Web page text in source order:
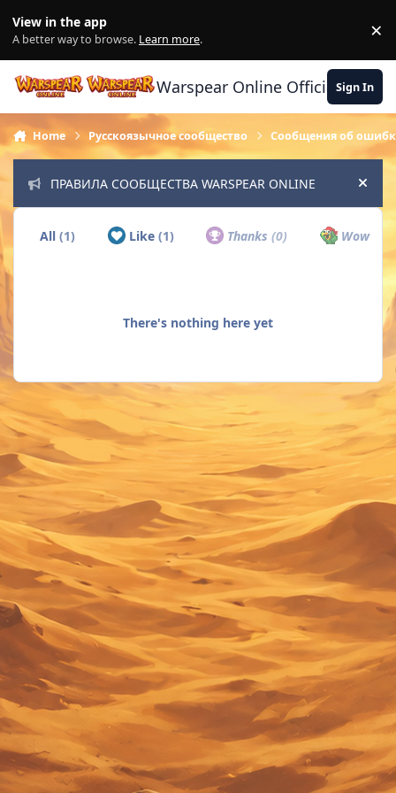
View in the app
A better way to browse. Learn more. ×
Warspear Online Official Forum
Sign In
Home Русскоязычное сообщество Сообщения об
ПРАВИЛА СООБЩЕСТВА WARSPEAR ONLINE Hide
All(1) Like (1) Thanks(0) Wow
There's nothing here yet